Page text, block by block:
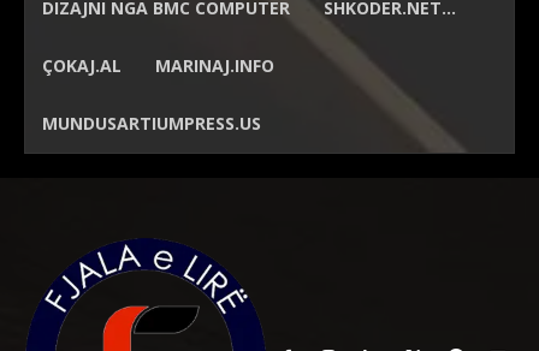
DIZAJNI NGA BMC COMPUTER SHKODER.NET…
ÇOKAJ.AL MARINAJ.INFO
MUNDUSARTIUMPRESS.US